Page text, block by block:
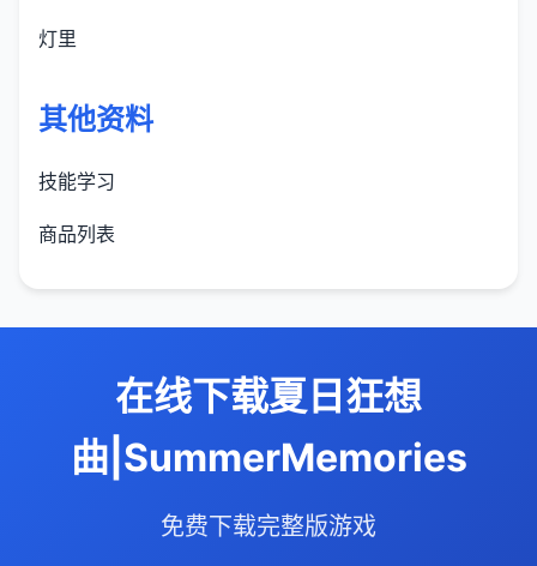
灯里
其他资料
技能学习
商品列表
在线下载夏日狂想
曲|SummerMemories
免费下载完整版游戏